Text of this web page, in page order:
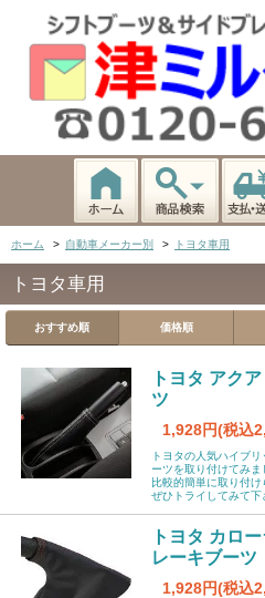
ホーム > 自動車メーカー別 > トヨタ車用
トヨタ車用
おすすめ順 価格順
トヨタ アク
ツ
1,928円(税込
トヨタの人気ハイブ
ーツを取り付けてみま
比較的簡単に取り付
ぜひトライしてみて下
トヨタ カロ
レーキブーツ
1,928円(税込